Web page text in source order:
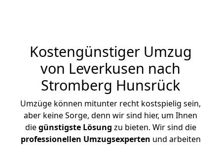
Kostengünstiger Umzug
von Leverkusen nach
Stromberg Hunsrück
Umzüge können mitunter recht kostspielig sein,
aber keine Sorge, denn wir sind hier, um Ihnen
diegünstigste Lösung zu bieten. Wir sind die
professionellen Umzugsexperten und arbeiten